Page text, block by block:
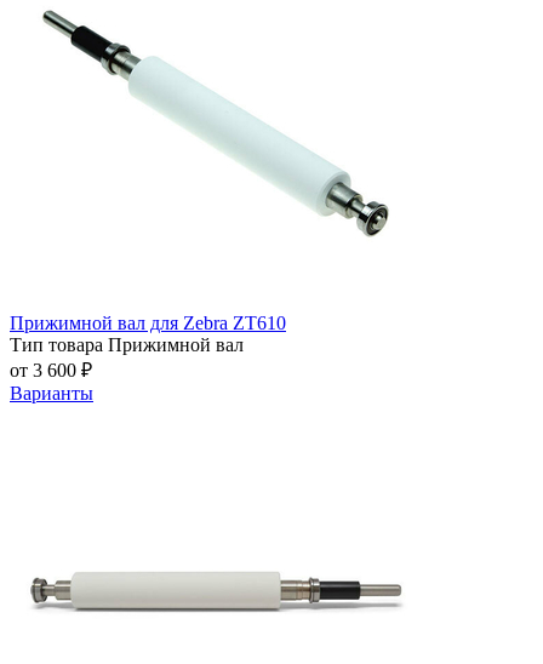
Прижимной вал для Zebra ZT610
Тип товара Прижимной вал
от 3 600 ₽
Варианты